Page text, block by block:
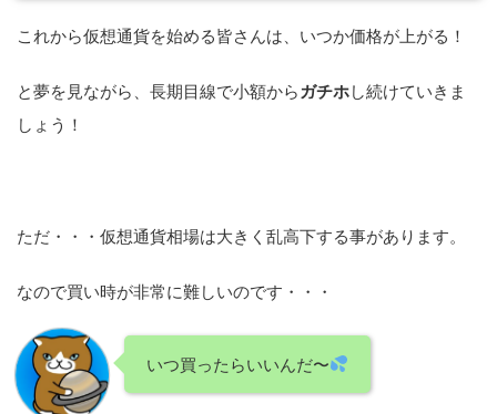
これから仮想通貨を始める皆さんは、いつか価格が上がる！
と夢を見ながら、長期目線で小額からガチホし続けていきま
しょう！
ただ・・・仮想通貨相場は大きく乱高下する事があります。
なので買い時が非常に難しいのです・・・
いつ買ったらいいんだ〜